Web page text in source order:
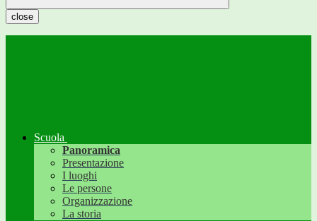
close
Scuola
Panoramica
Presentazione
I luoghi
Le persone
Organizzazione
La storia